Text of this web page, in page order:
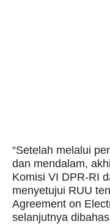
“Setelah melalui
dan mendalam,
Komisi VI DPR-RI
menyetujui RUU
Agreement on
selanjutnya